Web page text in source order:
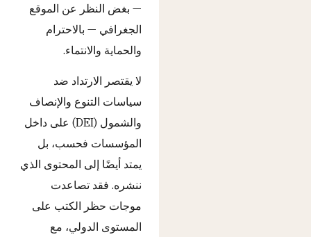
— بغض النظر عن الموقع
الجغرافي — بالاحترام
والحماية والانتماء.
لا يقتصر الارتداد ضد
سياسات التنوع والإنصاف
والشمول (DEI) على داخل
المؤسسات فحسب، بل
يمتد أيضًا إلى المحتوى الذي
ننشره. فقد تصاعدت
موجات حظر الكتب على
المستوى الدولي، مع